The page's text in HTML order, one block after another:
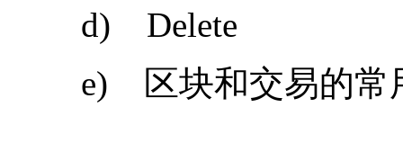
第6课. Solitidy 方
a) 匿名方法